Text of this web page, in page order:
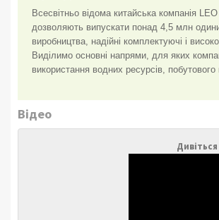
Всесвітньо відома китайська компанія
дозволяють випускати понад 4,5 млн
виробництва, надійні комплектуючі і
Виділимо основні напрями, для яких
використання водних ресурсів, побутового
Відео